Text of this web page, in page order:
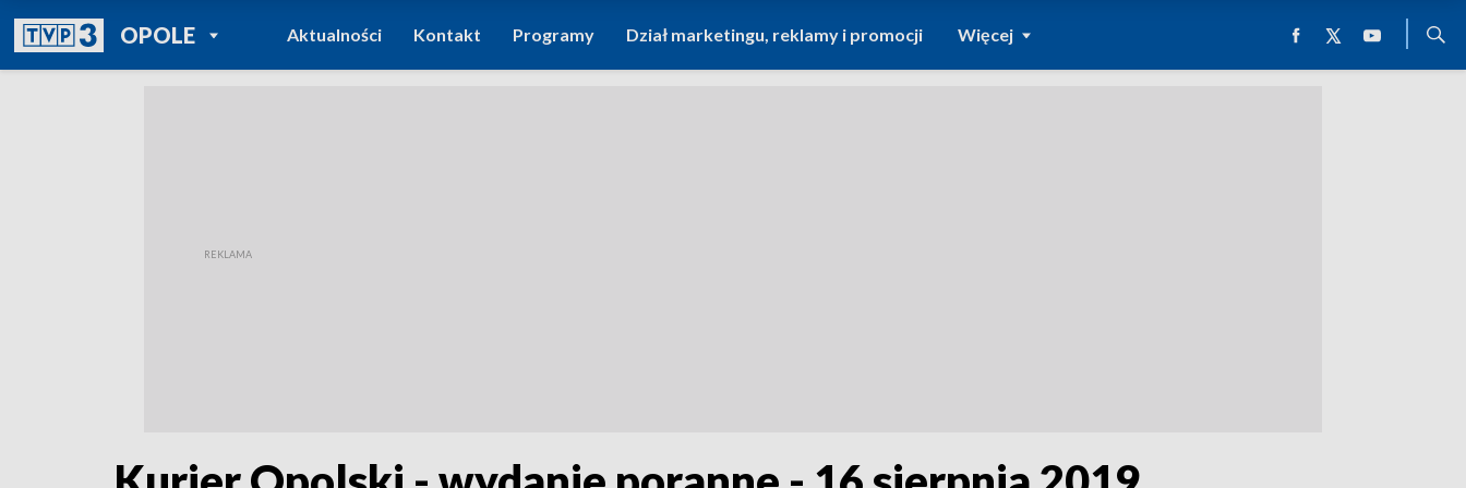
OPOLEPOWRÓT DO
TVP REGIONY
Aktualności Kontakt Programy Dział marketingu, reklamy i promocji Więcej